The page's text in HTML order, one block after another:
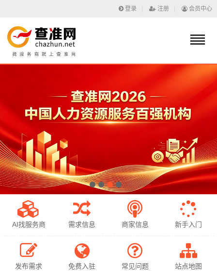
登录 注册 会员中心
1 2 3 4
AI找服务商 需求信息 商家信息 新手入门
发布需求 免费入驻 常见问题 站点地图